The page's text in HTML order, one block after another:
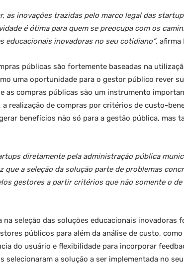
as inovações trazidas pelo marco legal das
é ótima para quem se preocupa com os
educacionais inovadoras no seu cotidiano”, afirma
públicas são fortemente baseadas na
uma oportunidade para o gestor público rever
as compras públicas são um instrumento
a realização de compras por critérios de custo-
benefícios não só para a gestão pública, mas
diretamente pela administração pública
que a seleção da solução parte de problemas
gestores a partir critérios que não somente o
na seleção das soluções educacionais inovadoras
públicos para além da análise de custo,
do usuário e flexibilidade para incorporar
selecionaram a solução a ser implementada no